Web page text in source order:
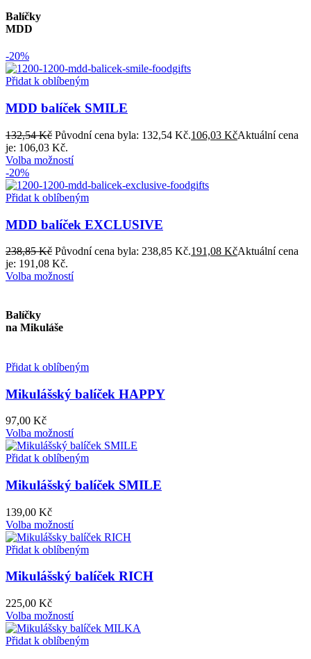
Balíčky
MDD
-20%
Přidat k oblíbeným
MDD balíček SMILE
132,54Kč Původní cena byla: 132,54 Kč.106,03 KčAktuální cena
je: 106,03 Kč.
Volba možností
-20%
Přidat k oblíbeným
MDD balíček EXCLUSIVE
238,85Kč Původní cena byla: 238,85 Kč.191,08 KčAktuální cena
je: 191,08 Kč.
Volba možností
Balíčky
na Mikuláše
Přidat k oblíbeným
Mikulášský balíček HAPPY
97,00 Kč
Volba možností
Přidat k oblíbeným
Mikulášský balíček SMILE
139,00 Kč
Volba možností
Přidat k oblíbeným
Mikulášský balíček RICH
225,00 Kč
Volba možností
Přidat k oblíbeným